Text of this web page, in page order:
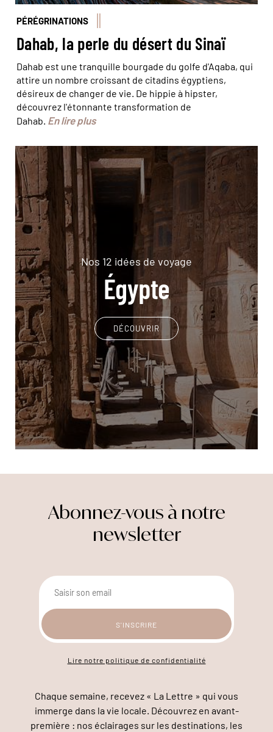
PÉRÉGRINATIONS
Dahab, la perle du désert du Sinaï
Dahab est une tranquille bourgade du golfe d'Aqaba, qui
attire un nombre croissant de citadins égyptiens,
désireux de changer de vie. De hippie à hipster,
découvrez l'étonnante transformation de
Dahab. En lire plus
Nos 12 idées de voyage
Égypte
DÉCOUVRIR
Abonnez-vous à notre
newsletter
Lire notre politique de confidentialité
Chaque semaine, recevez « La Lettre » qui vous
immerge dans la vie locale. Découvrez en avant-
première : nos éclairages sur les destinations, les